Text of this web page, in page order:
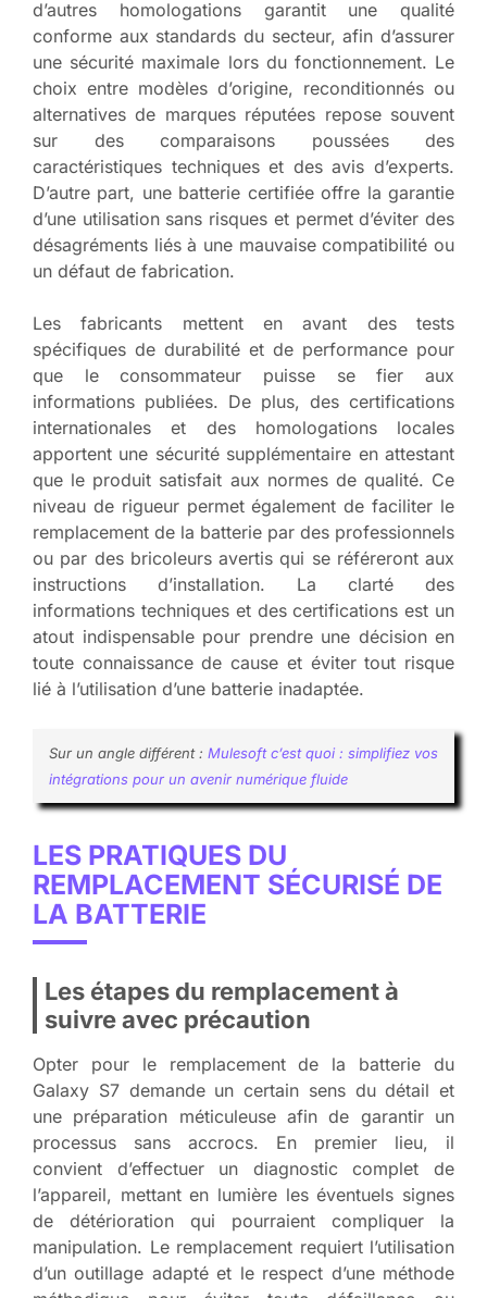
d’autres homologations garantit une qualité
conforme aux standards du secteur, afin d’assurer
une sécurité maximale lors du fonctionnement. Le
choix entre modèles d’origine, reconditionnés ou
alternatives de marques réputées repose souvent
sur des comparaisons poussées des
caractéristiques techniques et des avis d’experts.
D’autre part, une batterie certifiée offre la garantie
d’une utilisation sans risques et permet d’éviter des
désagréments liés à une mauvaise compatibilité ou
un défaut de fabrication.
Les fabricants mettent en avant des tests
spécifiques de durabilité et de performance pour
que le consommateur puisse se fier aux
informations publiées. De plus, des certifications
internationales et des homologations locales
apportent une sécurité supplémentaire en attestant
que le produit satisfait aux normes de qualité. Ce
niveau de rigueur permet également de faciliter le
remplacement de la batterie par des professionnels
ou par des bricoleurs avertis qui se référeront aux
instructions d’installation. La clarté des
informations techniques et des certifications est un
atout indispensable pour prendre une décision en
toute connaissance de cause et éviter tout risque
lié à l’utilisation d’une batterie inadaptée.
Sur un angle différent : Mulesoft c’est quoi : simplifiez vos
intégrations pour un avenir numérique fluide
LES PRATIQUES DU
REMPLACEMENT SÉCURISÉ DE
LA BATTERIE
Les étapes du remplacement à
suivre avec précaution
Opter pour le remplacement de la batterie du
Galaxy S7 demande un certain sens du détail et
une préparation méticuleuse afin de garantir un
processus sans accrocs. En premier lieu, il
convient d’effectuer un diagnostic complet de
l’appareil, mettant en lumière les éventuels signes
de détérioration qui pourraient compliquer la
manipulation. Le remplacement requiert l’utilisation
d’un outillage adapté et le respect d’une méthode